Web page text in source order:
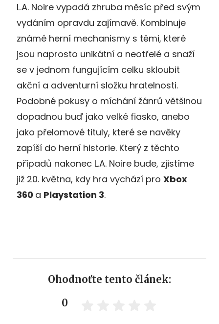
L.A. Noire vypadá zhruba měsíc před svým
vydáním opravdu zajímavě. Kombinuje
známé herní mechanismy s těmi, které
jsou naprosto unikátní a neotřelé a snaží
se v jednom fungujícím celku skloubit
akční a adventurní složku hratelnosti.
Podobné pokusy o míchání žánrů většinou
dopadnou buď jako velké fiasko, anebo
jako přelomové tituly, které se navěky
zapíší do herní historie. Který z těchto
případů nakonec L.A. Noire bude, zjistíme
již 20. května, kdy hra vychází pro Xbox
360 a Playstation 3.
Ohodnoťte tento článek:
0